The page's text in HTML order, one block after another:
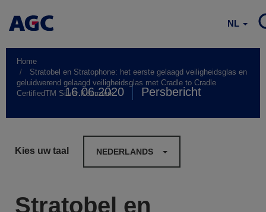
NL
Home
Stratobel en Stratophone: het eerste gelaagd veiligheidsglas en
geluidwerend gelaagd veiligheidsglas met Cradle to Cradle
CertifiedTM Silver Keurmerk
16.06.2020 Persbericht
Kies uw taal NEDERLANDS
Stratobel en